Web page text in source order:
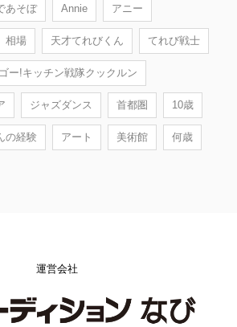
あそぼ Annie アニー
相場 天才てれびくん てれび戦士
ー!キッチン戦隊クックルン
ジャズダンス 首都圏 10歳
の経験 アート 美術館 何歳
運営会社